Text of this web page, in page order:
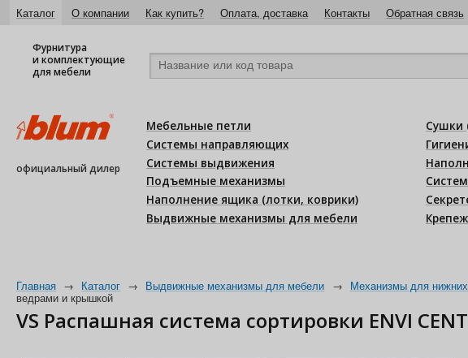
Каталог О компании Как купить? Оплата, доставка Контакты Обратная связь
Фурнитура
и комплектующие
для мебели
официальный дилер
Мебельные петли
Системы направляющих
Системы выдвижения
Подъемные механизмы
Наполнение ящика (лотки, коврики)
Выдвижные механизмы для мебели
Сушки
Главная → Каталог → Выдвижные механизмы для мебели → Механизмы для
ведрами и крышкой
VS Распашная система сортировки ENVI